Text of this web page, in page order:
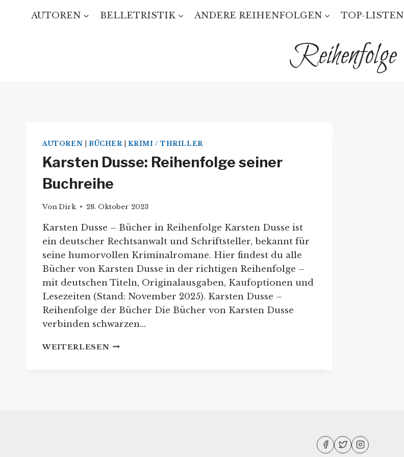
AUTOREN BELLETRISTIK ANDERE REIHENFOLGEN TOP-LISTEN
Reihenfolge
AUTOREN BÜCHER|KRIMI / THRILLER
Karsten Dusse: Reihenfolge seiner
Buchreihe
VonDirk 28. Oktober 2023
Karsten Dusse – Bücher in Reihenfolge Karsten Dusse ist
ein deutscher Rechtsanwalt und Schriftsteller, bekannt für
seine humorvollen Kriminalromane. Hier findest du alle
Bücher von Karsten Dusse in der richtigen Reihenfolge –
mit deutschen Titeln, Originalausgaben, Kaufoptionen und
Lesezeiten (Stand: November 2025). Karsten Dusse –
Reihenfolge der Bücher Die Bücher von Karsten Dusse
verbinden schwarzen…
WEITERLESENKARSTEN